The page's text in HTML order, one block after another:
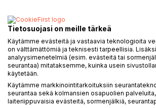
Sinun ei tarvitse olla
valtavirrasta poikkeaville
syventää itsetuntemustasi
joka etsit paikkaasi tässä
todellisuustaajuuksien välillä.
sydämemme syvätietoon.
aspektiin, suorittamisesta
Kirja sisältää viestejä
syntyneet luonnon ja eläinten
Tietosuojasi on meille tärkeä
Käytämme evästeitä ja vastaavia teknologioita
on välttämättömiä ja teknisesti tarpeellisia.
analyysimenetelmiä (esim. evästeitä tai
seurantaa) mitataksemme, kuinka usein
käytetään.
Käytämme markkinointitarkoituksiin
seurantaa sekä kolmansien osapuolien
laiteriippuvaisia evästeitä, sormenjälkiä,